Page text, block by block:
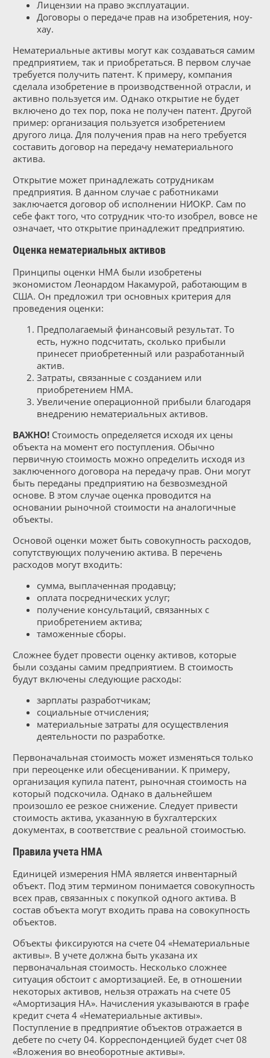
Лицензии на право эксплуатации.
Договоры о передаче прав на изобретения, ноу-
хау.
Нематериальные активы могут как создаваться самим
предприятием, так и приобретаться. В первом случае
требуется получить патент. К примеру, компания
сделала изобретение в производственной отрасли, и
активно пользуется им. Однако открытие не будет
включено до тех пор, пока не получен патент. Другой
пример: организация пользуется изобретением
другого лица. Для получения прав на него требуется
составить договор на передачу нематериального
актива.
Открытие может принадлежать сотрудникам
предприятия. В данном случае с работниками
заключается договор об исполнении НИОКР. Сам по
себе факт того, что сотрудник что-то изобрел, вовсе не
означает, что открытие принадлежит предприятию.
Оценка нематериальных активов
Принципы оценки НМА были изобретены
экономистом Леонардом Накамурой, работающим в
США. Он предложил три основных критерия для
проведения оценки:
Предполагаемый финансовый результат. То
есть, нужно подсчитать, сколько прибыли
принесет приобретенный или разработанный
актив.
Затраты, связанные с созданием или
приобретением НМА.
Увеличение операционной прибыли благодаря
внедрению нематериальных активов.
ВАЖНО!Стоимость определяется исходя их цены
объекта на момент его поступления. Обычно
первичную стоимость можно определить исходя из
заключенного договора на передачу прав. Они могут
быть переданы предприятию на безвозмездной
основе. В этом случае оценка проводится на
основании рыночной стоимости на аналогичные
объекты.
Основой оценки может быть совокупность расходов,
сопутствующих получению актива. В перечень
расходов могут входить:
сумма, выплаченная продавцу;
оплата посреднических услуг;
получение консультаций, связанных с
приобретением актива;
таможенные сборы.
Сложнее будет провести оценку активов, которые
были созданы самим предприятием. В стоимость
будут включены следующие расходы:
зарплаты разработчикам;
социальные отчисления;
материальные затраты для осуществления
деятельности по разработке.
Первоначальная стоимость может изменяться только
при переоценке или обесценивании. К примеру,
организация купила патент, рыночная стоимость на
который подскочила. Однако в дальнейшем
произошло ее резкое снижение. Следует привести
стоимость актива, указанную в бухгалтерских
документах, в соответствие с реальной стоимостью.
Правила учета НМА
Единицей измерения НМА является инвентарный
объект. Под этим термином понимается совокупность
всех прав, связанных с покупкой одного актива. В
состав объекта могут входить права на совокупность
объектов.
Объекты фиксируются на счете 04 «Нематериальные
активы». В учете должна быть указана их
первоначальная стоимость. Несколько сложнее
ситуация обстоит с амортизацией. Ее, в отношении
некоторых активов, нельзя отражать на счете 05
«Амортизация НА». Начисления указываются в графе
кредит счета 4 «Нематериальные активы».
Поступление в предприятие объектов отражается в
дебете по счету 04. Корреспонденцией будет счет 08
«Вложения во внеоборотные активы».